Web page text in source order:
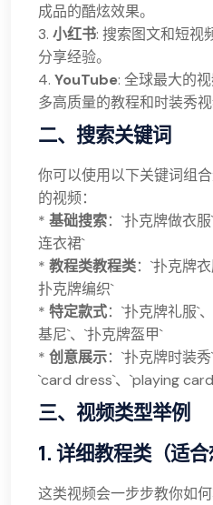
成品的酷炫效果。
3. 小红书: 搜索图文和短视
分享经验。
4. YouTube: 全球最大的
多高质量的教程和时装秀
二、搜索关键词
你可以使用以下关键词组
的视频：
* 基础搜索：`扑克牌做衣
连衣裙`
* 教程类教程类：`扑克牌
扑克牌编织`
* 特定款式：`扑克牌礼服`
基尼`、`扑克牌盔甲`
* 创意展示：`扑克牌时装秀
`card dress`、`playing
三、视频类型举例
1. 详细教程类（适合
这类视频会一步步教你如